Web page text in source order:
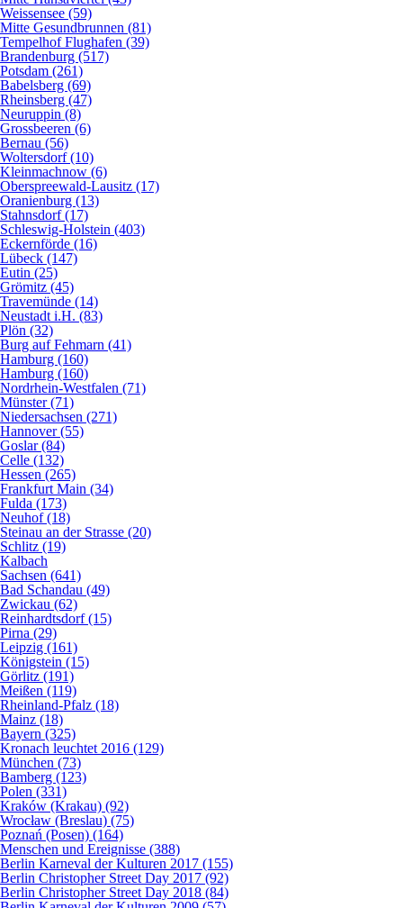
Weissensee (59)
Mitte Gesundbrunnen (81)
Tempelhof Flughafen (39)
Brandenburg (517)
Potsdam (261)
Babelsberg (69)
Rheinsberg (47)
Neuruppin (8)
Grossbeeren (6)
Bernau (56)
Woltersdorf (10)
Kleinmachnow (6)
Oberspreewald-Lausitz (17)
Oranienburg (13)
Stahnsdorf (17)
Schleswig-Holstein (403)
Eckernförde (16)
Lübeck (147)
Eutin (25)
Grömitz (45)
Travemünde (14)
Neustadt i.H. (83)
Plön (32)
Burg auf Fehmarn (41)
Hamburg (160)
Hamburg (160)
Nordrhein-Westfalen (71)
Münster (71)
Niedersachsen (271)
Hannover (55)
Goslar (84)
Celle (132)
Hessen (265)
Frankfurt Main (34)
Fulda (173)
Neuhof (18)
Steinau an der Strasse (20)
Schlitz (19)
Kalbach
Sachsen (641)
Bad Schandau (49)
Zwickau (62)
Reinhardtsdorf (15)
Pirna (29)
Leipzig (161)
Königstein (15)
Görlitz (191)
Meißen (119)
Rheinland-Pfalz (18)
Mainz (18)
Bayern (325)
Kronach leuchtet 2016 (129)
München (73)
Bamberg (123)
Polen (331)
Kraków (Krakau) (92)
Wrocław (Breslau) (75)
Poznań (Posen) (164)
Menschen und Ereignisse (388)
Berlin Karneval der Kulturen 2017 (155)
Berlin Christopher Street Day 2017 (92)
Berlin Christopher Street Day 2018 (84)